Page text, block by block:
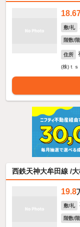
敷/礼
階数/
住所
(株)ｔｓ
西鉄天神大牟田線 /
19.8
敷/礼
階数/